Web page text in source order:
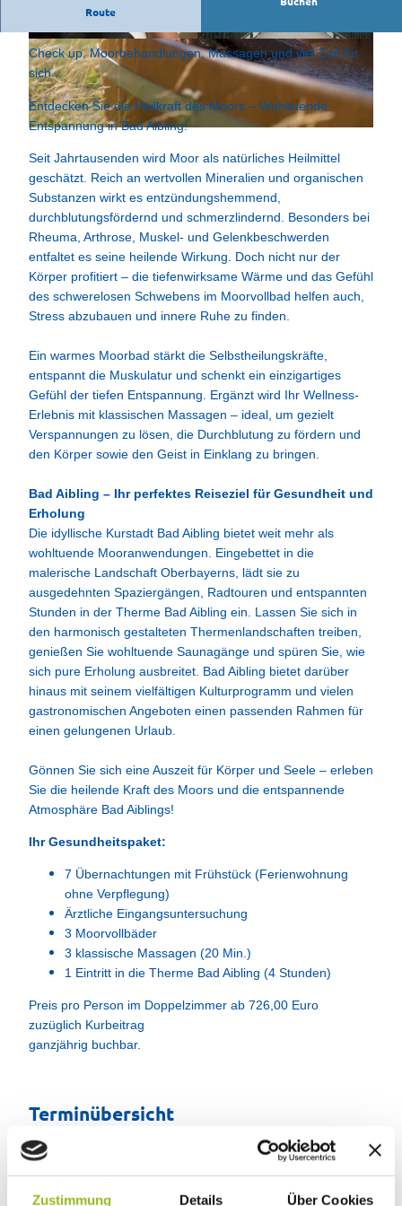
Zustimmung Details Über Cookies
© tomas
© tomas © tomas
Route
Eine Woche im Zeichen der Gesundheit:
Check up, Moorbehandlungen, Massagen und viel Zeit für
sich...
Entdecken Sie die Heilkraft des Moors – Wohltuende
Entspannung in Bad Aibling!
Seit Jahrtausenden wird Moor als natürliches Heilmittel
geschätzt. Reich an wertvollen Mineralien und organischen
Substanzen wirkt es entzündungshemmend,
durchblutungsfördernd und schmerzlindernd. Besonders bei
Rheuma, Arthrose, Muskel- und Gelenkbeschwerden
entfaltet es seine heilende Wirkung. Doch nicht nur der
Körper profitiert – die tiefenwirksame Wärme und das Gefühl
des schwerelosen Schwebens im Moorvollbad helfen auch,
Stress abzubauen und innere Ruhe zu finden.
Ein warmes Moorbad stärkt die Selbstheilungskräfte,
entspannt die Muskulatur und schenkt ein einzigartiges
Gefühl der tiefen Entspannung. Ergänzt wird Ihr Wellness-
Erlebnis mit klassischen Massagen – ideal, um gezielt
Verspannungen zu lösen, die Durchblutung zu fördern und
den Körper sowie den Geist in Einklang zu bringen.
Bad Aibling – Ihr perfektes Reiseziel für Gesundheit und
Erholung
Die idyllische Kurstadt Bad Aibling bietet weit mehr als
wohltuende Mooranwendungen. Eingebettet in die
malerische Landschaft Oberbayerns, lädt sie zu
ausgedehnten Spaziergängen, Radtouren und entspannten
Stunden in der Therme Bad Aibling ein. Lassen Sie sich in
den harmonisch gestalteten Thermenlandschaften treiben,
genießen Sie wohltuende Saunagänge und spüren Sie, wie
sich pure Erholung ausbreitet. Bad Aibling bietet darüber
hinaus mit seinem vielfältigen Kulturprogramm und vielen
gastronomischen Angeboten einen passenden Rahmen für
einen gelungenen Urlaub.
Gönnen Sie sich eine Auszeit für Körper und Seele – erleben
Sie die heilende Kraft des Moors und die entspannende
Atmosphäre Bad Aiblings!
Ihr Gesundheitspaket:
7 Übernachtungen mit Frühstück (Ferienwohnung
ohne Verpflegung)
Ärztliche Eingangsuntersuchung
3 Moorvollbäder
3 klassische Massagen (20 Min.)
1 Eintritt in die Therme Bad Aibling (4 Stunden)
Preis pro Person im Doppelzimmer ab 726,00 Euro
zuzüglich Kurbeitrag
ganzjährig buchbar.
Terminübersicht